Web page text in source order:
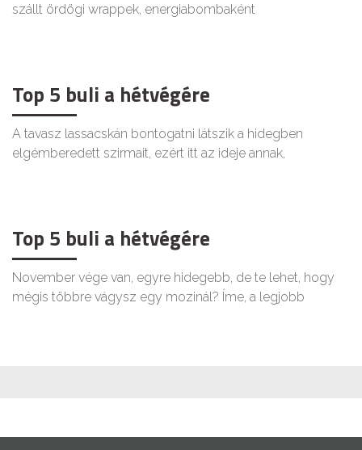
szállt ördögi wrappek, energiabombaként
Top 5 buli a hétvégére
A tavasz lassacskán bontogatni látszik a hidegben
elgémberedett szirmait, ezért itt az ideje annak,
Top 5 buli a hétvégére
November vége van, egyre hidegebb, de te lehet, hogy
mégis többre vágysz egy mozinál? Íme, a legjobb